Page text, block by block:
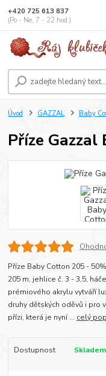
+420 725 613 837
(Po - Ne, 7 - 22 hod.)
Úvod GAZZAL Baby
Příze
Příze Baby Cotton 205 -
205 m, jehlice č. 3 - 3,5,
prémiového akrylu vytváří
druhy dětských oděvů i pro
přízi, která je nyní ... celý
Dostupnost